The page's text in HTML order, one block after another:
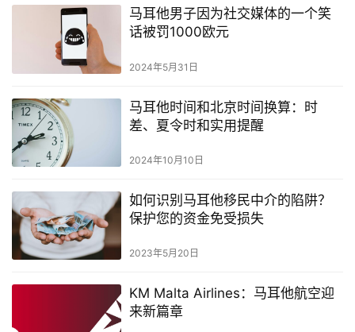
马耳他男子因为社交媒体的一个笑
话被罚1000欧元
2024年5月31日
马耳他时间和北京时间换算：时
差、夏令时和实用提醒
2024年10月10日
如何识别马耳他移民中介的陷阱？
保护您的资金免受损失
2023年5月20日
KM Malta Airlines：马耳他航空迎
来新篇章